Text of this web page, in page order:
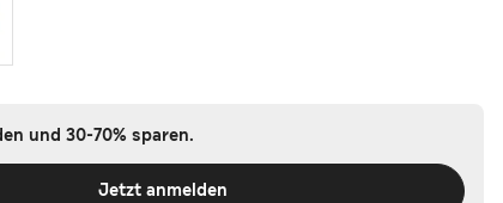
und 30-70% sparen.
Jetzt anmelden